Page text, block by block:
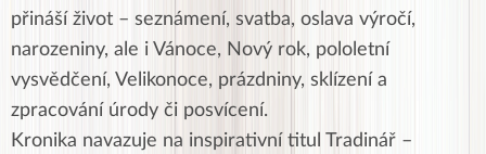
přináší život – seznámení, svatba, oslava výročí,
narozeniny, ale i Vánoce, Nový rok, pololetní
vysvědčení, Velikonoce, prázdniny, sklízení a
zpracování úrody či posvícení.
Kronika navazuje na inspirativní titul Tradinář –